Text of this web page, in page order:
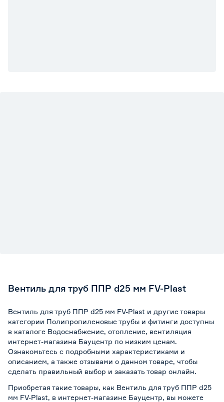
Вентиль для труб ППР d25 мм FV-Plast
Вентиль для труб ППР d25 мм FV-Plast и другие товары
категории Полипропиленовые трубы и фитинги доступны
в каталоге Водоснабжение, отопление, вентиляция
интернет-магазина Бауцентр по низким ценам.
Ознакомьтесь с подробными характеристиками и
описанием, а также отзывами о данном товаре, чтобы
сделать правильный выбор и заказать товар онлайн.
Приобретая такие товары, как Вентиль для труб ППР d25
мм FV-Plast, в интернет-магазине Бауцентр, вы можете